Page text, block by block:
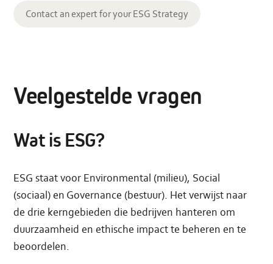
Contact an expert for your ESG Strategy
Veelgestelde vragen
Wat is ESG?
ESG staat voor Environmental (milieu), Social
(sociaal) en Governance (bestuur). Het verwijst naar
de drie kerngebieden die bedrijven hanteren om
duurzaamheid en ethische impact te beheren en te
beoordelen.